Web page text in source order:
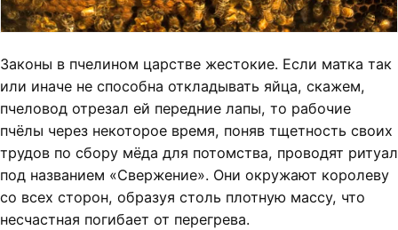
Законы в пчелином царстве жестокие. Если матка так
или иначе не способна откладывать яйца, скажем,
пчеловод отрезал ей передние лапы, то рабочие
пчёлы через некоторое время, поняв тщетность своих
трудов по сбору мёда для потомства, проводят ритуал
под названием «Свержение». Они окружают королеву
со всех сторон, образуя столь плотную массу, что
несчастная погибает от перегрева.